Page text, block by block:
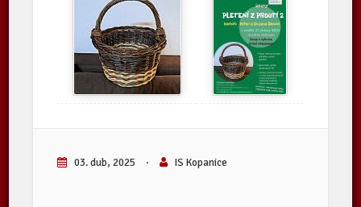
03. dub, 2025 · IS Kopanice